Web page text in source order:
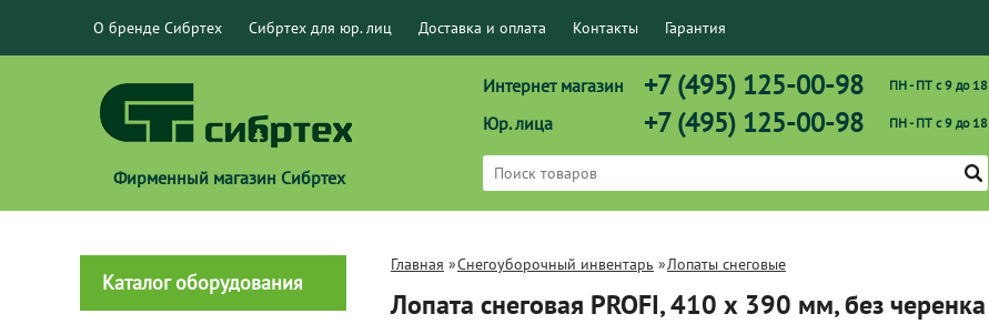
О бренде Сибртех Сибртех для юр. лиц Доставка и оплата Контакты Гарантия
Фирменный магазин Сибртех
Интернет магазин +7 (495) 125-00-98 ПН - ПТ с 9 до 18
Юр. лица +7 (495) 125-00-98 ПН - ПТ с 9 до 18
Каталог оборудования
Главная »Снегоуборочный инвентарь »Лопаты снеговые
Лопата снеговая PROFI, 410 х 390 мм, без черенка